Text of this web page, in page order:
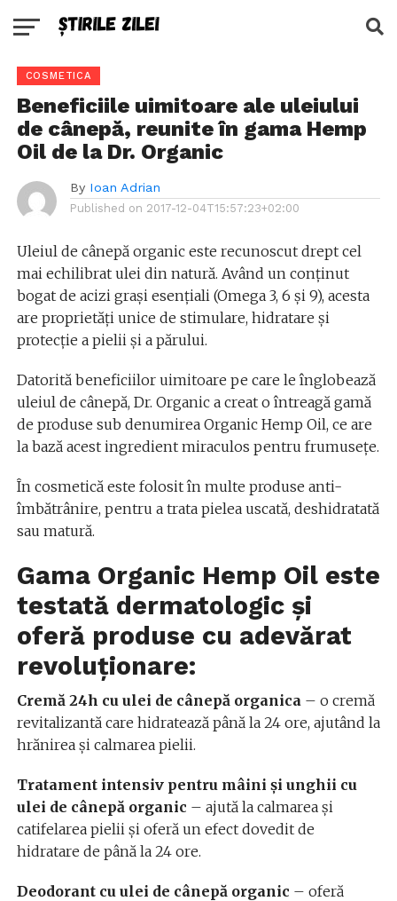
COSMETICA
Beneficiile uimitoare ale uleiului
de cânepă, reunite în gama Hemp
Oil de la Dr. Organic
By Ioan Adrian
Published on 2017-12-04T15:57:23+02:00
Uleiul de cânepă organic este recunoscut drept cel
mai echilibrat ulei din natură. Având un conținut
bogat de acizi grași esențiali (Omega 3, 6 și 9), acesta
are proprietăți unice de stimulare, hidratare și
protecție a pielii și a părului.
Datorită beneficiilor uimitoare pe care le înglobează
uleiul de cânepă, Dr. Organic a creat o întreagă gamă
de produse sub denumirea Organic Hemp Oil, ce are
la bază acest ingredient miraculos pentru frumusețe.
În cosmetică este folosit în multe produse anti-
îmbătrânire, pentru a trata pielea uscată, deshidratată
sau matură.
Gama Organic Hemp Oil este
testată dermatologic și
oferă produse cu adevărat
revoluționare:
Cremă 24h cu ulei de cânepă organica– o cremă
revitalizantă care hidratează până la 24 ore, ajutând la
hrănirea și calmarea pielii.
Tratament intensiv pentru mâini și unghii cu
ulei de cânepă organic – ajută la calmarea și
catifelarea pielii și oferă un efect dovedit de
hidratare de până la 24 ore.
Deodorant cu ulei de cânepă organic – oferă